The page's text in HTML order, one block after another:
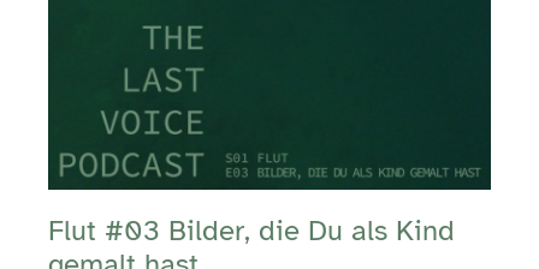
Flut #03 Bilder, die Du als Kind